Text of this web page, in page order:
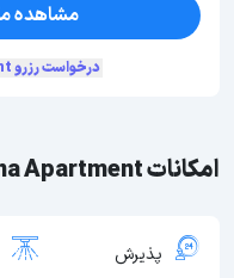
امکانات Hotel Valana Apartment
پذیرش
مشاهده
درخواست رزرو Hotel Valana Apartment